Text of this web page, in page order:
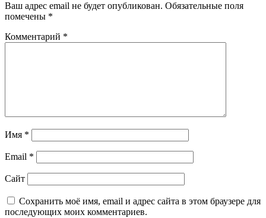
Ваш адрес email не будет опубликован. Обязательные поля
помечены *
Комментарий *
Имя *
Email *
Сайт
Сохранить моё имя, email и адрес сайта в этом браузере для
последующих моих комментариев.